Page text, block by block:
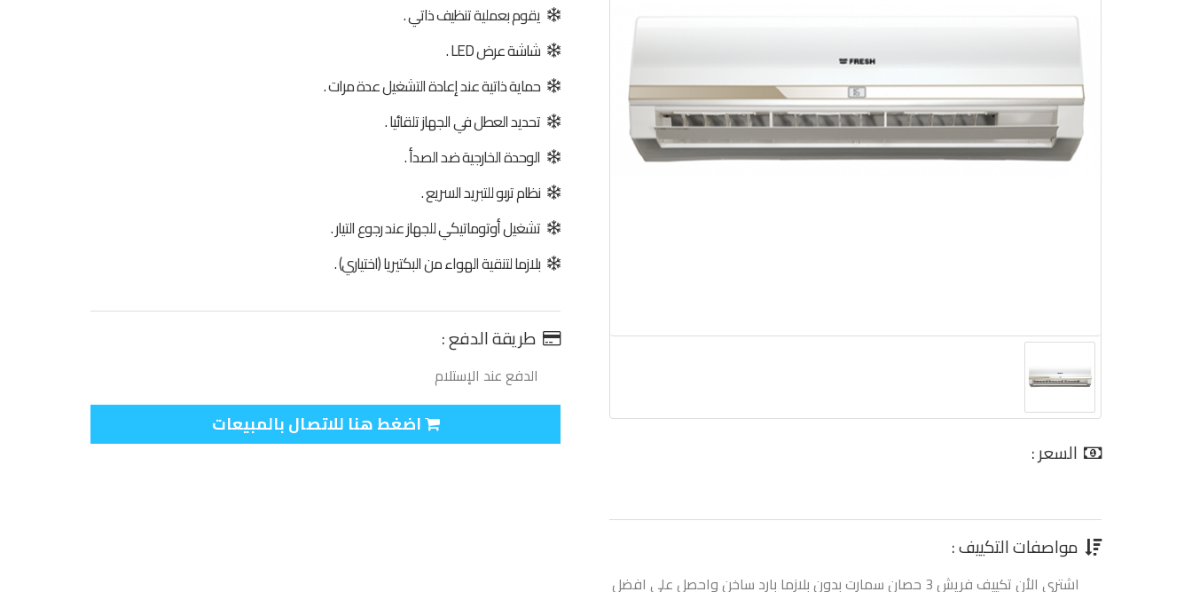
السعر :
مواصفات التكييف :
اشترى الأن تكييف فريش 3 حصان سمارت بدون بلازما بارد ساخن واحصل على افضل
يقوم بعملية تنظيف ذاتي .
شاشة عرض LED .
حماية ذاتية عند إعادة التشغيل عدة مرات .
تحديد العطل في الجهاز تلقائيا .
الوحدة الخارجية ضد الصدأ .
نظام تربو للتبريد السريع .
تشغيل أوتوماتيكي للجهاز عند رجوع التيار .
بلازما لتنقية الهواء من البكتيريا (اختياري) .
طريقة الدفع :
الدفع عند الإستلام
اضغط هنا للاتصال بالمبيعات